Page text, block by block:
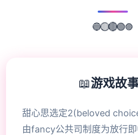
🔵🟡🔴🟢🟣
📖游戏故
甜心思选定2(beloved
由fancy公共司制度为放行